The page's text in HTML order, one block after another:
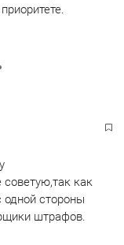
как
одной стороны
штрафов.